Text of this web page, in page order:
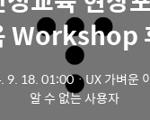
Workshop
9. 18. 01:00ㆍUX 가벼운
알 수 없는 사용자